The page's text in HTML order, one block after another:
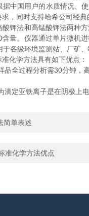
国用户的水质情况、使
，同时支持哈希公司经
法和高锰酸钾法两种方
量。仪器通过单片微机
各级环境监测站、厂矿、
学方法具有如下优点：
过程分析需30分钟，高
亚铁离子是在阴极上电
简单表述
准化学方法优点